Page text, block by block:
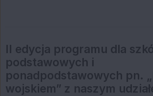
II edycja programu dla
podstawowych i
ponadpodstawowych pn.
wojskiem” z naszym